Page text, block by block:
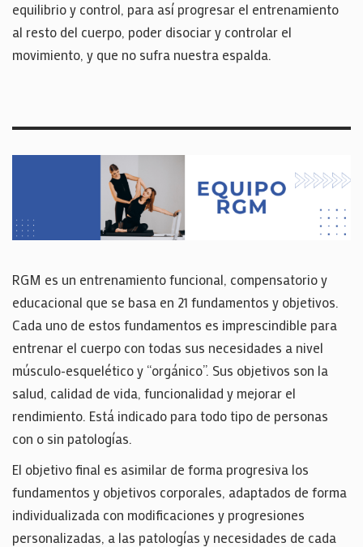
equilibrio y control, para así progresar el entrenamiento
al resto del cuerpo, poder disociar y controlar el
movimiento, y que no sufra nuestra espalda.
RGM es un entrenamiento funcional, compensatorio y
educacional que se basa en 21 fundamentos y objetivos.
Cada uno de estos fundamentos es imprescindible para
entrenar el cuerpo con todas sus necesidades a nivel
músculo-esquelético y “orgánico”. Sus objetivos son la
salud, calidad de vida, funcionalidad y mejorar el
rendimiento. Está indicado para todo tipo de personas
con o sin patologías.
El objetivo final es asimilar de forma progresiva los
fundamentos y objetivos corporales, adaptados de forma
individualizada con modificaciones y progresiones
personalizadas, a las patologías y necesidades de cada